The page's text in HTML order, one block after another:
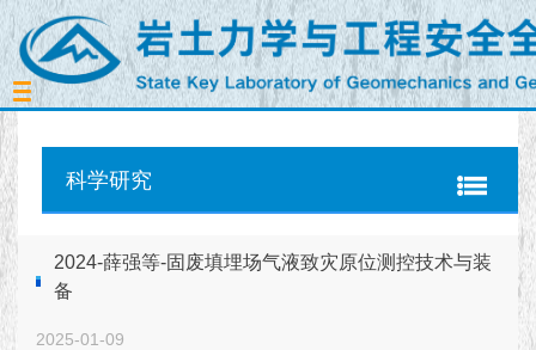
Toggle
科学研究
2024-薛强等-固废填埋场气液致灾原位测控技术与装
备
2025-01-09